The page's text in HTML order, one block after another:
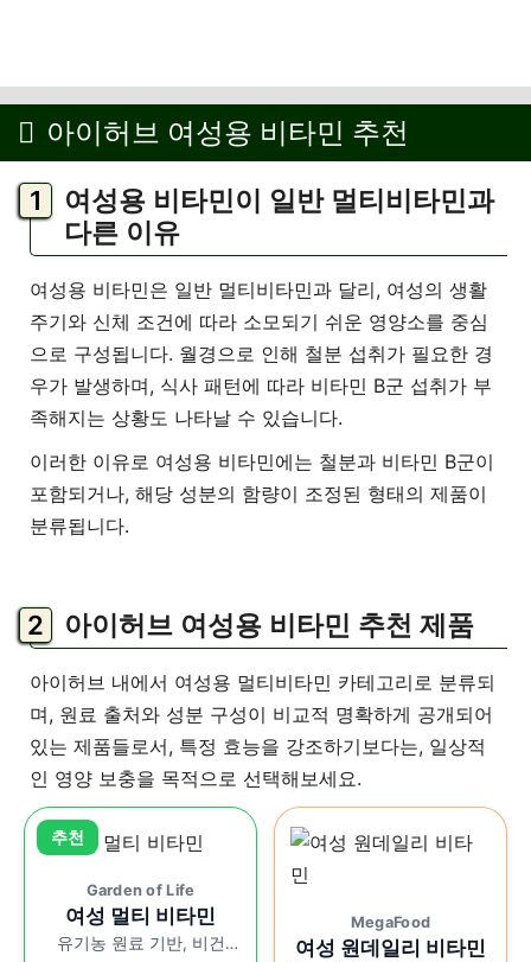
아이허브 여성용 비타민 추천
여성용 비타민이 일반 멀티비타민과
다른 이유
여성용 비타민은 일반 멀티비타민과 달리, 여성의 생활
주기와 신체 조건에 따라 소모되기 쉬운 영양소를 중심
으로 구성됩니다. 월경으로 인해 철분 섭취가 필요한 경
우가 발생하며, 식사 패턴에 따라 비타민 B군 섭취가 부
족해지는 상황도 나타날 수 있습니다.
이러한 이유로 여성용 비타민에는 철분과 비타민 B군이
포함되거나, 해당 성분의 함량이 조정된 형태의 제품이
분류됩니다.
아이허브 여성용 비타민 추천 제품
아이허브 내에서 여성용 멀티비타민 카테고리로 분류되
며, 원료 출처와 성분 구성이 비교적 명확하게 공개되어
있는 제품들로서, 특정 효능을 강조하기보다는, 일상적
인 영양 보충을 목적으로 선택해보세요.
Garden of Life
여성 멀티 비타민
유기농 원료 기반, 비건
MegaFood
여성 원데일리 비타민